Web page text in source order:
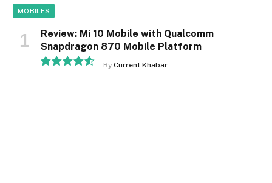
MOBILES
Review: Mi 10 Mobile with Qualcomm
Snapdragon 870 Mobile Platform
By Current Khabar